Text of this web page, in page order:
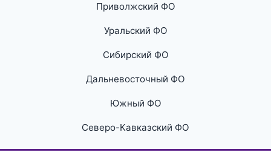
Приволжский ФО
Уральский ФО
Сибирский ФО
Дальневосточный ФО
Южный ФО
Северо-Кавказский ФО